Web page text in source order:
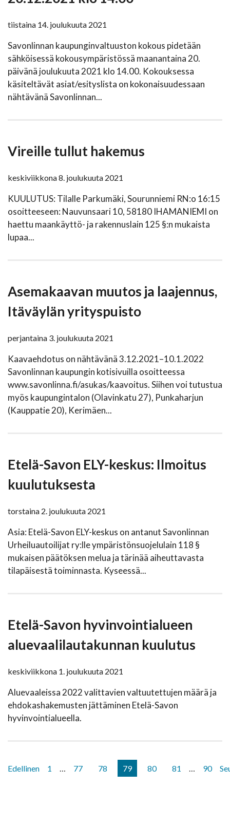
tiistaina 14. joulukuuta 2021
Savonlinnan kaupunginvaltuuston kokous pidetään
sähköisessä kokousympäristössä maanantaina 20.
päivänä joulukuuta 2021 klo 14.00. Kokouksessa
käsiteltävät asiat/esityslista on kokonaisuudessaan
nähtävänä Savonlinnan...
Vireille tullut hakemus
keskiviikkona 8. joulukuuta 2021
KUULUTUS: Tilalle Parkumäki, Sourunniemi RN:o 16:15
osoitteeseen: Nauvunsaari 10, 58180 IHAMANIEMI on
haettu maankäyttö- ja rakennuslain 125 §:n mukaista
lupaa...
Asemakaavan muutos ja laajennus,
Itäväylän yrityspuisto
perjantaina 3. joulukuuta 2021
Kaavaehdotus on nähtävänä 3.12.2021–10.1.2022
Savonlinnan kaupungin kotisivuilla osoitteessa
www.savonlinna.fi/asukas/kaavoitus. Siihen voi tutustua
myös kaupungintalon (Olavinkatu 27), Punkaharjun
(Kauppatie 20), Kerimäen...
Etelä-Savon ELY-keskus: Ilmoitus
kuulutuksesta
torstaina 2. joulukuuta 2021
Asia: Etelä-Savon ELY-keskus on antanut Savonlinnan
Urheiluautoilijat ry:lle ympäristönsuojelulain 118 §
mukaisen päätöksen melua ja tärinää aiheuttavasta
tilapäisestä toiminnasta. Kyseessä...
Etelä-Savon hyvinvointialueen
aluevaalilautakunnan kuulutus
keskiviikkona 1. joulukuuta 2021
Aluevaaleissa 2022 valittavien valtuutettujen määrä ja
ehdokashakemusten jättäminen Etelä-Savon
hyvinvointialueella.
Edellinen 1 … 77 78 79 80 81 … 90